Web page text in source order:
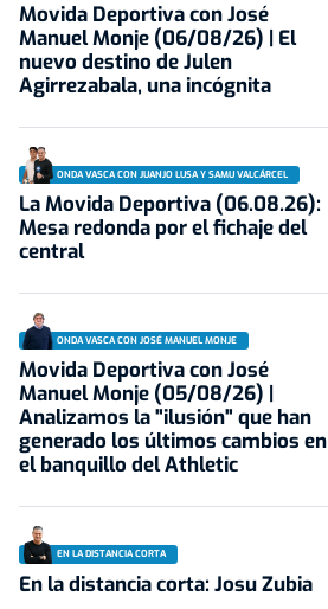
Movida Deportiva con José
Manuel Monje (06/08/26) | El
nuevo destino de Julen
Agirrezabala, una incógnita
ONDA VASCA CON JUANJO LUSA Y SAMU VALCÁRCEL
La Movida Deportiva (06.08.26):
Mesa redonda por el fichaje del
central
ONDA VASCA CON JOSÉ MANUEL MONJE
Movida Deportiva con José
Manuel Monje (05/08/26) |
Analizamos la "ilusión" que han
generado los últimos cambios en
el banquillo del Athletic
EN LA DISTANCIA CORTA
En la distancia corta: Josu Zubia